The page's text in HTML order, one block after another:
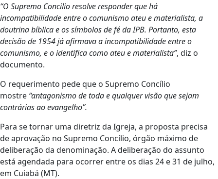
“O Supremo Concilio resolve responder que há
incompatibilidade entre o comunismo ateu e materialista, a
doutrina bíblica e os símbolos de fé da IPB. Portanto, esta
decisão de 1954 já afirmava a incompatibilidade entre o
comunismo, e o identifica como ateu e materialista”, diz o
documento.
O requerimento pede que o Supremo Concílio
mostre “antagonismo de toda e qualquer visão que sejam
contrárias ao evangelho”.
Para se tornar uma diretriz da Igreja, a proposta precisa
de aprovação no Supremo Concílio, órgão máximo de
deliberação da denominação. A deliberação do assunto
está agendada para ocorrer entre os dias 24 e 31 de julho,
em Cuiabá (MT).